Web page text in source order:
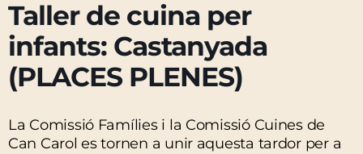
Taller de cuina per
infants: Castanyada
(PLACES PLENES)
La Comissió Famílies i la Comissió Cuines de
Can Carol es tornen a unir aquesta tardor per a